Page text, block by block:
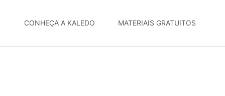
CONHEÇA A KALEDO MATERIAIS GRATUITOS